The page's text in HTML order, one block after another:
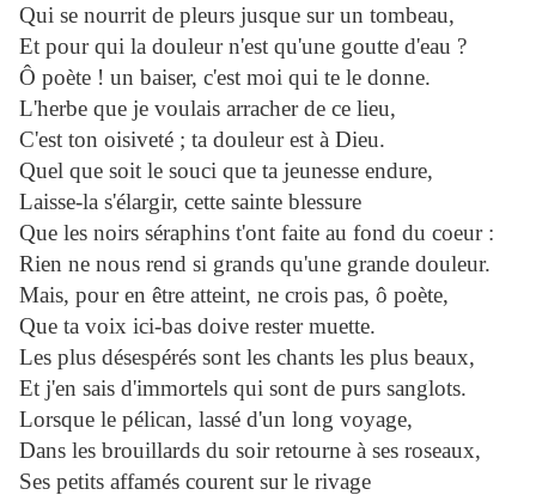
Qui se nourrit de pleurs jusque sur un tombeau,
Et pour qui la douleur n'est qu'une goutte d'eau ?
Ô poète ! un baiser, c'est moi qui te le donne.
L'herbe que je voulais arracher de ce lieu,
C'est ton oisiveté ; ta douleur est à Dieu.
Quel que soit le souci que ta jeunesse endure,
Laisse-la s'élargir, cette sainte blessure
Que les noirs séraphins t'ont faite au fond du coeur :
Rien ne nous rend si grands qu'une grande douleur.
Mais, pour en être atteint, ne crois pas, ô poète,
Que ta voix ici-bas doive rester muette.
Les plus désespérés sont les chants les plus beaux,
Et j'en sais d'immortels qui sont de purs sanglots.
Lorsque le pélican, lassé d'un long voyage,
Dans les brouillards du soir retourne à ses roseaux,
Ses petits affamés courent sur le rivage